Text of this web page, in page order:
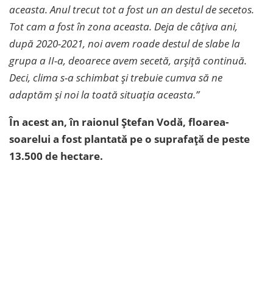
aceasta. Anul trecut tot a fost un an destul de secetos.
Tot cam a fost în zona aceasta. Deja de câțiva ani,
după 2020-2021, noi avem roade destul de slabe la
grupa a II-a, deoarece avem secetă, arșiță continuă.
Deci, clima s-a schimbat și trebuie cumva să ne
adaptăm și noi la toată situația aceasta.”
În acest an, în raionul Ștefan Vodă, floarea-
soarelui a fost plantată pe o suprafață de peste
13.500 de hectare.